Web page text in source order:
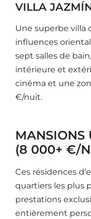
VILLA
Une superbe villa
influences
sept salles de
intérieure et
cinéma et une
€/nuit.
MANSIONS
(8 000+ €/
Ces résidences
quartiers les plus
prestations
entièrement